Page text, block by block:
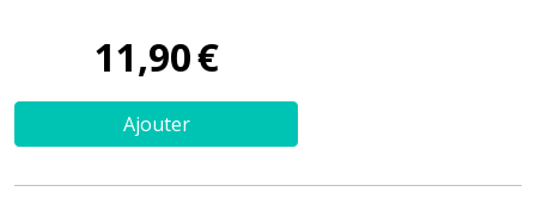
11,90€
Ajouter